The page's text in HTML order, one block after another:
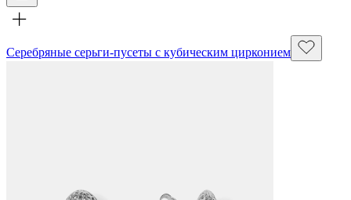
Серебряные серьги-пусеты с кубическим цирконием